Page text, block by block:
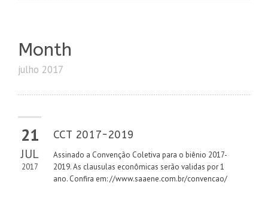
Month
julho 2017
21
JUL
2017
CCT 2017-2019
Assinado a Convenção Coletiva para o biênio 2017-
2019. As clausulas econômicas serão validas por 1
ano. Confira em: //www.saaene.com.br/convencao/